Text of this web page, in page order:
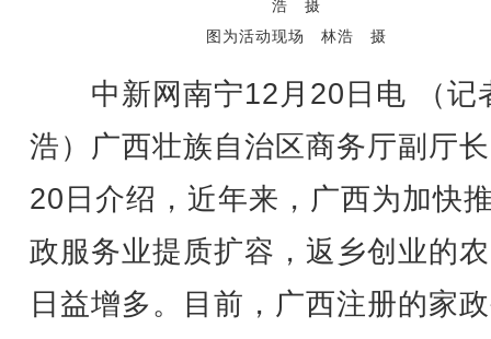
图为活动现场 林浩 摄
中新网南宁12月20日电 （记
浩）广西壮族自治区商务厅副厅
20日介绍，近年来，广西为加快
政服务业提质扩容，返乡创业的
日益增多。目前，广西注册的家